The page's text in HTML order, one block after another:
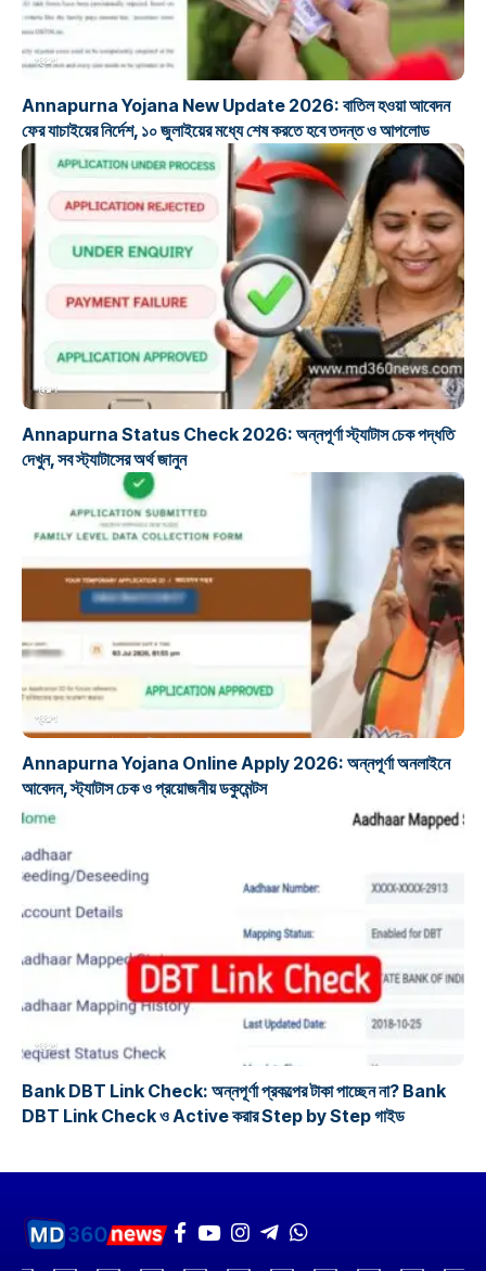
প্রকল্প
Annapurna Yojana New Update 2026: বাতিল হওয়া আবেদন
ফের যাচাইয়ের নির্দেশ, ১০ জুলাইয়ের মধ্যে শেষ করতে হবে তদন্ত ও আপলোড
প্রকল্প
Annapurna Status Check 2026: অন্নপূর্ণা স্ট্যাটাস চেক পদ্ধতি
দেখুন, সব স্ট্যাটাসের অর্থ জানুন
প্রকল্প
Annapurna Yojana Online Apply 2026: অন্নপূর্ণা অনলাইনে
আবেদন, স্ট্যাটাস চেক ও প্রয়োজনীয় ডকুমেন্টস
প্রকল্প
Bank DBT Link Check: অন্নপূর্ণা প্রকল্পের টাকা পাচ্ছেন না? Bank
DBT Link Check ও Active করার Step by Step গাইড